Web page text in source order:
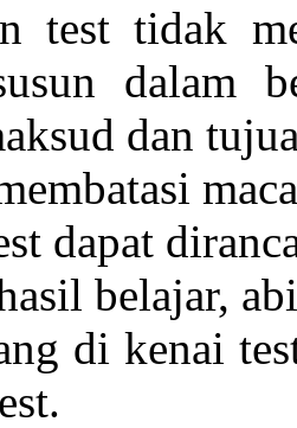
test tidak
dalam
dan
dapat
belajar,
di kenai